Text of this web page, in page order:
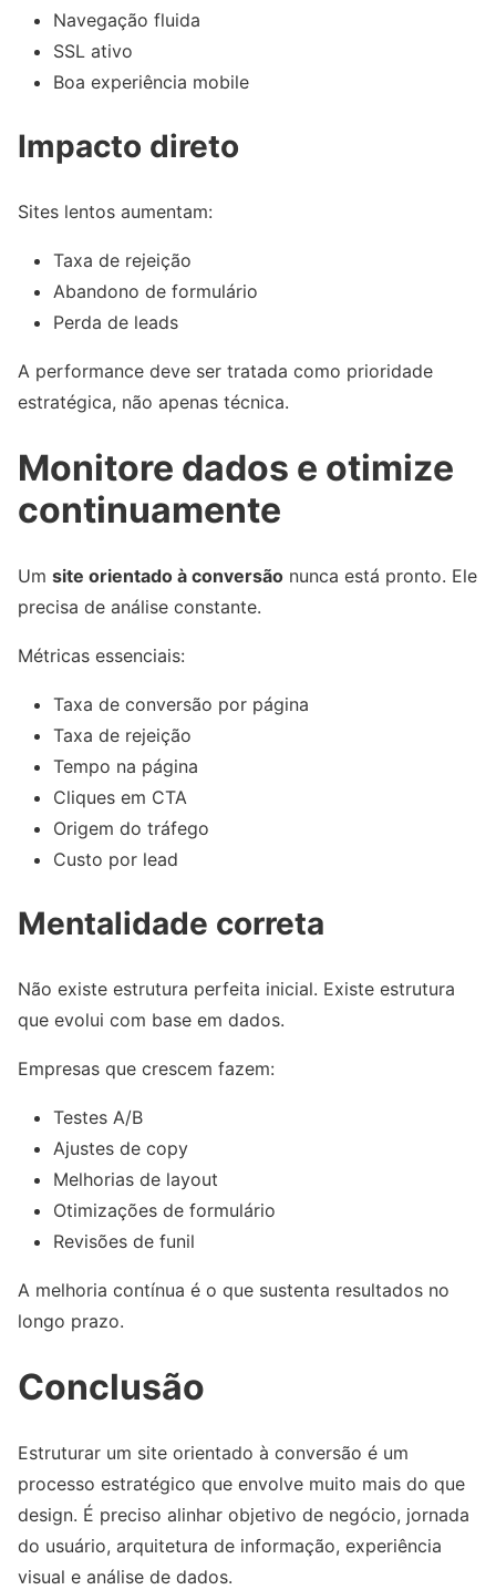
Navegação fluida
SSL ativo
Boa experiência mobile
Impacto direto
Sites lentos aumentam:
Taxa de rejeição
Abandono de formulário
Perda de leads
A performance deve ser tratada como prioridade
estratégica, não apenas técnica.
Monitore dados e otimize
continuamente
Um site orientado à conversão nunca está pronto. Ele
precisa de análise constante.
Métricas essenciais:
Taxa de conversão por página
Taxa de rejeição
Tempo na página
Cliques em CTA
Origem do tráfego
Custo por lead
Mentalidade correta
Não existe estrutura perfeita inicial. Existe estrutura
que evolui com base em dados.
Empresas que crescem fazem:
Testes A/B
Ajustes de copy
Melhorias de layout
Otimizações de formulário
Revisões de funil
A melhoria contínua é o que sustenta resultados no
longo prazo.
Conclusão
Estruturar um site orientado à conversão é um
processo estratégico que envolve muito mais do que
design. É preciso alinhar objetivo de negócio, jornada
do usuário, arquitetura de informação, experiência
visual e análise de dados.